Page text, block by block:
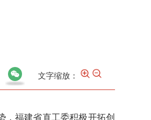
文字缩放：
，福建省直工委积极开拓创